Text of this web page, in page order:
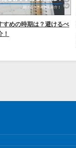
すめの時期は？避けるべ
！